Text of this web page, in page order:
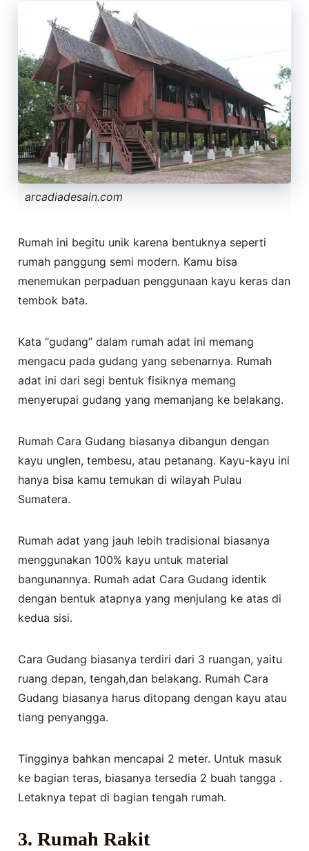
arcadiadesain.com
Rumah ini begitu unik karena bentuknya seperti
rumah panggung semi modern. Kamu bisa
menemukan perpaduan penggunaan kayu keras dan
tembok bata.
Kata “gudang” dalam rumah adat ini memang
mengacu pada gudang yang sebenarnya. Rumah
adat ini dari segi bentuk fisiknya memang
menyerupai gudang yang memanjang ke belakang.
Rumah Cara Gudang biasanya dibangun dengan
kayu unglen, tembesu, atau petanang. Kayu-kayu ini
hanya bisa kamu temukan di wilayah Pulau
Sumatera.
Rumah adat yang jauh lebih tradisional biasanya
menggunakan 100% kayu untuk material
bangunannya. Rumah adat Cara Gudang identik
dengan bentuk atapnya yang menjulang ke atas di
kedua sisi.
Cara Gudang biasanya terdiri dari 3 ruangan, yaitu
ruang depan, tengah,dan belakang. Rumah Cara
Gudang biasanya harus ditopang dengan kayu atau
tiang penyangga.
Tingginya bahkan mencapai 2 meter. Untuk masuk
ke bagian teras, biasanya tersedia 2 buah tangga .
Letaknya tepat di bagian tengah rumah.
3. Rumah Rakit